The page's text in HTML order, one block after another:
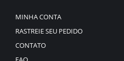
MINHA CONTA
RASTREIE SEU PEDIDO
CONTATO